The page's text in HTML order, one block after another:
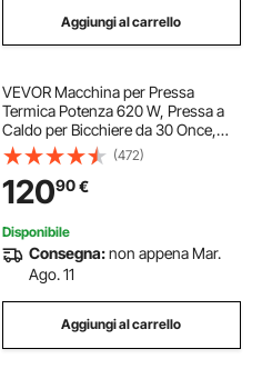
Aggiungi al carrello
VEVOR Macchina per Pressa
Termica Potenza 620 W, Pressa a
Caldo per Bicchiere da 30 Once,
Colore Nero Uso come Regalo o
Pubblicità per Compleanni, Eventi
di Congratulazioni, Lauree e
Matrimoni, ecc.
(472)
12090€
Disponibile
Consegna:non appena Mar.
Ago. 11
Aggiungi al carrello